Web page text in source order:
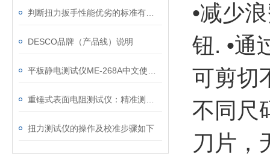
DESCO品牌（产品线）说明
扭力测试仪的操作及校准步骤如下
•减少
钮. •通
可剪切
不同尺
刀片，